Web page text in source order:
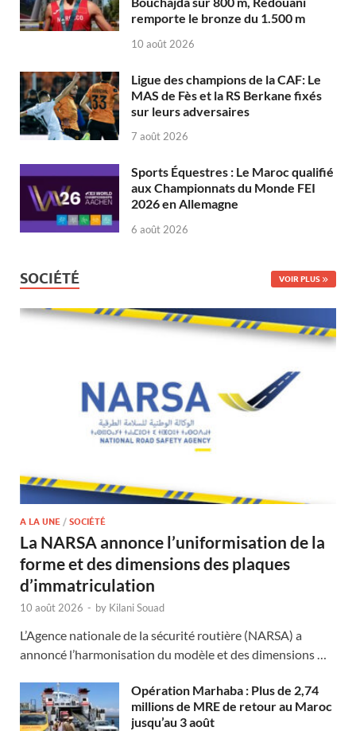
remporte le bronze du 1.500 m
10 août 2026
Ligue des champions de la CAF: Le
MAS de Fès et la RS Berkane fixés
sur leurs adversaires
7 août 2026
Sports Équestres : Le Maroc qualifié
aux Championnats du Monde FEI
2026 en Allemagne
6 août 2026
SOCIÉTÉ VOIR PLUS
A LA UNE / SOCIÉTÉ
La NARSA annonce l’uniformisation de la
forme et des dimensions des plaques
d’immatriculation
10 août 2026 - by Kilani Souad
L’Agence nationale de la sécurité routière (NARSA) a
annoncé l’harmonisation du modèle et des dimensions …
Opération Marhaba : Plus de 2,74
millions de MRE de retour au Maroc
jusqu’au 3 août